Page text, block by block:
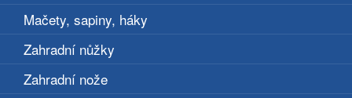
Mačety, sapiny, háky
Zahradní nůžky
Zahradní nože